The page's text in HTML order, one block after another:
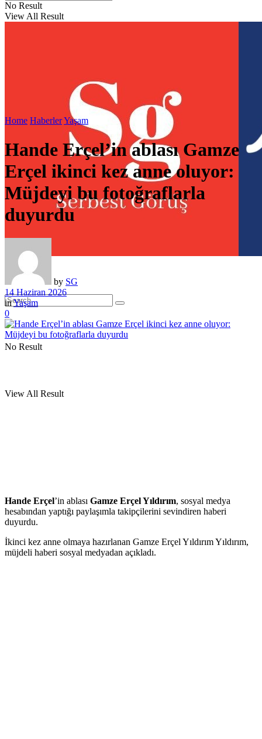
No Result
View All Result
No Result
View All Result
Home HaberlerYaşam
Hande Erçel’in ablası Gamze
Erçel ikinci kez anne oluyor:
Müjdeyi bu fotoğraflarla
duyurdu
by SG
14 Haziran 2026
inYaşam
0
Hande Erçel’in ablası Gamze Erçel Yıldırım, sosyal medya
hesabından yaptığı paylaşımla takipçilerini sevindiren haberi
duyurdu.
İkinci kez anne olmaya hazırlanan Gamze Erçel Yıldırım Yıldırım,
müjdeli haberi sosyal medyadan açıkladı.